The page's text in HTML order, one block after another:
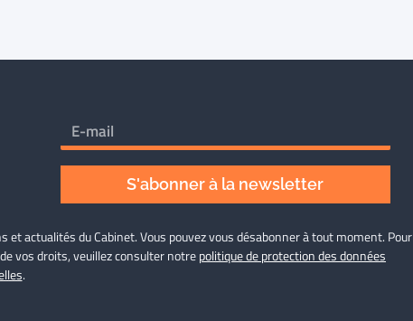
S'abonner à la newsletter
actualités du Cabinet. Vous pouvez vous désabonner à tout moment. Pour
vos droits, veuillez consulter notrepolitique de protection des données
.